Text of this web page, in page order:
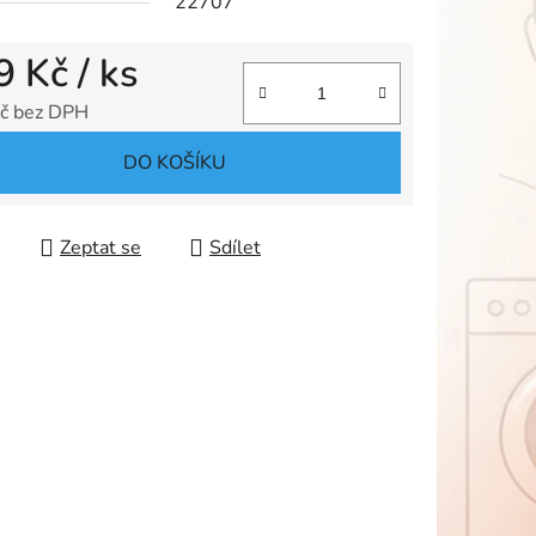
Kč/ ks
bez DPH
DO KOŠÍKU
Zeptat se Sdílet